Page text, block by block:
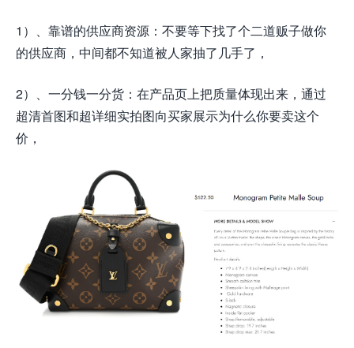
1）、靠谱的供应商资源：不要等下找了个二道贩子做你
的供应商，中间都不知道被人家抽了几手了，
2）、一分钱一分货：在产品页上把质量体现出来，通过
超清首图和超详细实拍图向买家展示为什么你要卖这个
价，